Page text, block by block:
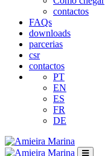
contactos
FAQs
downloads
parcerias
csr
contactos
PT
EN
ES
FR
DE